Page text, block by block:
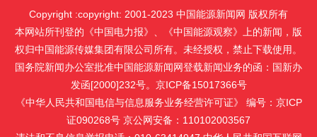
Copyright :copyright: 2001-2023 中国能源新闻网 版权所有
本网站所刊登的《中国电力报》、《中国能源观察》上的新闻，版
权归中国能源传媒集团有限公司所有。未经授权，禁止下载使用。
国务院新闻办公室批准中国能源新闻网登载新闻业务的函：国新办
发函[2000]232号。京ICP备15017366号
《中华人民共和国电信与信息服务业务经营许可证》 编号：京ICP
证090268号 京公网安备：110102003567